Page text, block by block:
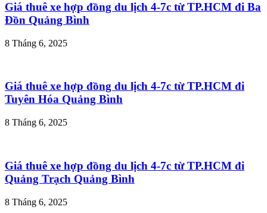
Giá thuê xe hợp đồng du lịch 4-7c từ TP.HCM đi Ba
Đồn Quảng Bình
8 Tháng 6, 2025
Giá thuê xe hợp đồng du lịch 4-7c từ TP.HCM đi
Tuyên Hóa Quảng Bình
8 Tháng 6, 2025
Giá thuê xe hợp đồng du lịch 4-7c từ TP.HCM đi
Quảng Trạch Quảng Bình
8 Tháng 6, 2025